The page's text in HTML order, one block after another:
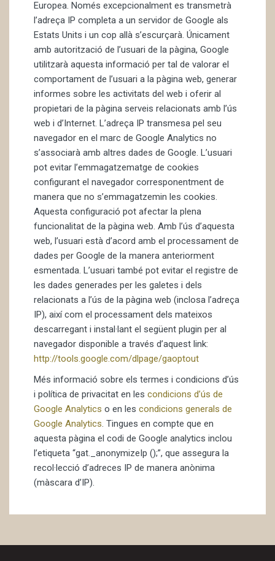
Europea. Només excepcionalment es transmetrà
l’adreça IP completa a un servidor de Google als
Estats Units i un cop allà s’escurçarà. Únicament
amb autorització de l’usuari de la pàgina, Google
utilitzarà aquesta informació per tal de valorar el
comportament de l’usuari a la pàgina web, generar
informes sobre les activitats del web i oferir al
propietari de la pàgina serveis relacionats amb l’ús
web i d’Internet. L’adreça IP transmesa pel seu
navegador en el marc de Google Analytics no
s’associarà amb altres dades de Google. L’usuari
pot evitar l’emmagatzematge de cookies
configurant el navegador corresponentment de
manera que no s’emmagatzemin les cookies.
Aquesta configuració pot afectar la plena
funcionalitat de la pàgina web. Amb l’ús d’aquesta
web, l’usuari està d’acord amb el processament de
dades per Google de la manera anteriorment
esmentada. L’usuari també pot evitar el registre de
les dades generades per les galetes i dels
relacionats a l’ús de la pàgina web (inclosa l’adreça
IP), així com el processament dels mateixos
descarregant i instal·lant el següent plugin per al
navegador disponible a través d’aquest link:
http://tools.google.com/dlpage/gaoptout
Més informació sobre els termes i condicions d’ús
i política de privacitat en les condicions d’ús de
Google Analytics o en les condicions generals de
Google Analytics. Tingues en compte que en
aquesta pàgina el codi de Google analytics inclou
l’etiqueta “gat._anonymizeIp ();”, que assegura la
recol·lecció d’adreces IP de manera anònima
(màscara d’IP).